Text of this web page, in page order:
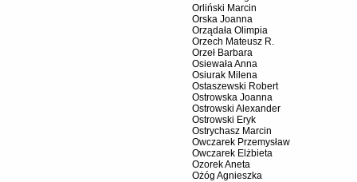
Orliński Marcin
Orska Joanna
Orządała Olimpia
Orzech Mateusz R.
Orzeł Barbara
Osiewała Anna
Osiurak Milena
Ostaszewski Robert
Ostrowska Joanna
Ostrowski Alexander
Ostrowski Eryk
Ostrychasz Marcin
Owczarek Przemysław
Owczarek Elżbieta
Ozorek Aneta
Ożóg Agnieszka